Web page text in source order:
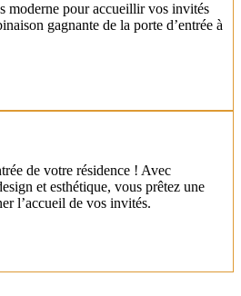
moderne pour accueillir vos invités
gagnante de la porte d’entrée à
de votre résidence ! Avec
et esthétique, vous prêtez une
l’accueil de vos invités.